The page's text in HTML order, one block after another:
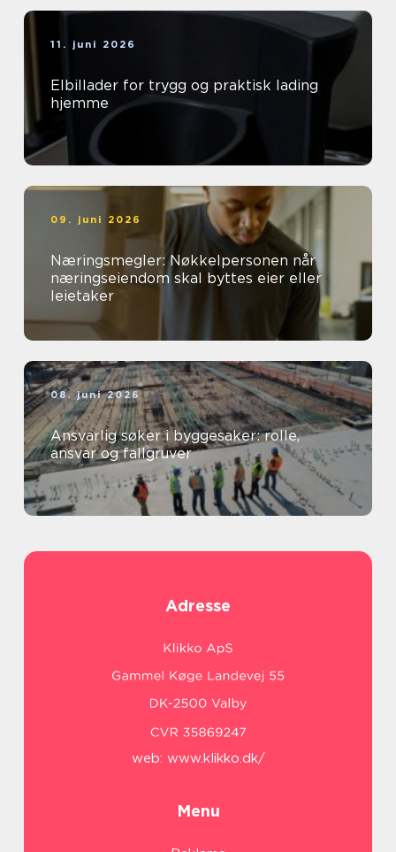
11. juni 2026
Elbillader for trygg og praktisk lading
hjemme
09. juni 2026
Næringsmegler: Nøkkelpersonen når
næringseiendom skal byttes eier eller
leietaker
08. juni 2026
Ansvarlig søker i byggesaker: rolle,
ansvar og fallgruver
Adresse
web: www.klikko.dk/
Menu